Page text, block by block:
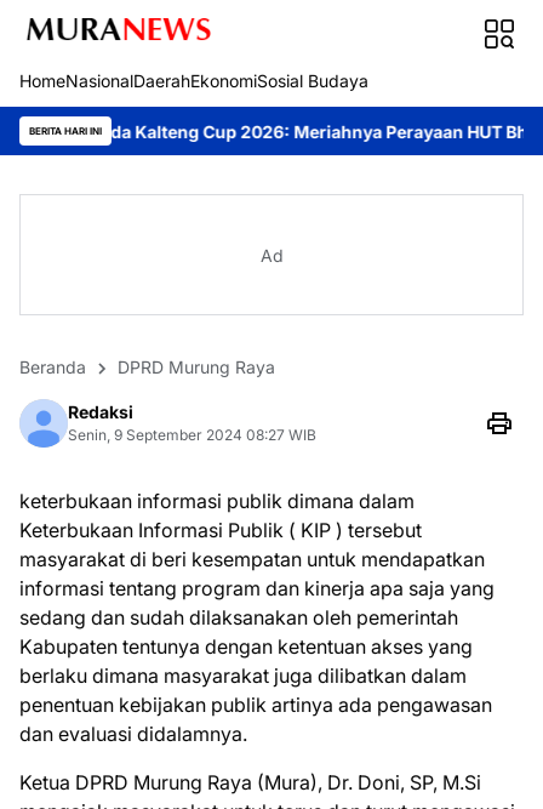
HomeNasionalDaerahEkonomiSosial Budaya
BERITA HARI INI
Cup 2026: Meriahnya Perayaan HUT Bhayangkara ke-80 di
Ad
Beranda DPRD Murung Raya
Redaksi
Senin, 9 September 2024 08:27 WIB
keterbukaan informasi publik dimana dalam
Keterbukaan Informasi Publik ( KIP ) tersebut
masyarakat di beri kesempatan untuk mendapatkan
informasi tentang program dan kinerja apa saja yang
sedang dan sudah dilaksanakan oleh pemerintah
Kabupaten tentunya dengan ketentuan akses yang
berlaku dimana masyarakat juga dilibatkan dalam
penentuan kebijakan publik artinya ada pengawasan
dan evaluasi didalamnya.
Ketua DPRD Murung Raya (Mura), Dr. Doni, SP, M.Si